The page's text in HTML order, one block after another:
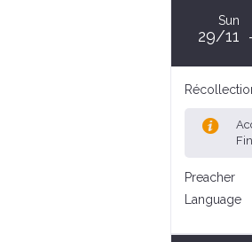
Sun
29/11
Preacher
Language